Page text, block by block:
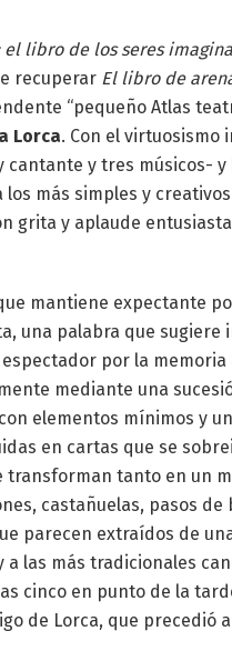
el libro de los seres
recuperar El libro de
“pequeño Atlas
Lorca. Con el virtuosismo
cantante y tres músicos-
los más simples y
grita y aplaude
mantiene expectante
una palabra que sugiere
por la
mediante una
elementos mínimos y
en cartas que se
transforman tanto en un
castañuelas, pasos
parecen extraídos de
las más tradicionales
cinco en punto de la
de Lorca, que precedió